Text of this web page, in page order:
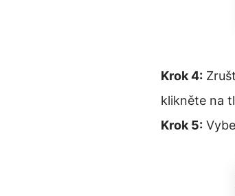
Krok 4:
klikněte na
Krok 5: